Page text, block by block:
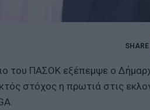
του ΠΑΣΟΚ εξέπεμψε ο
στόχος η πρωτιά στις